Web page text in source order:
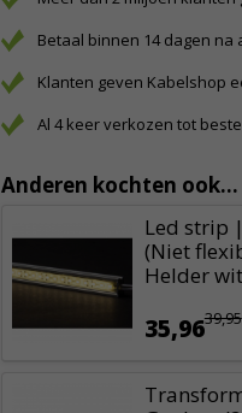
Betaal binnen 14 dagen na
Klanten geven Kabelshop
Al 4 keer verkozen tot
Anderen kochten ook...
Led strip
(Niet
Helder
39,95
35,96